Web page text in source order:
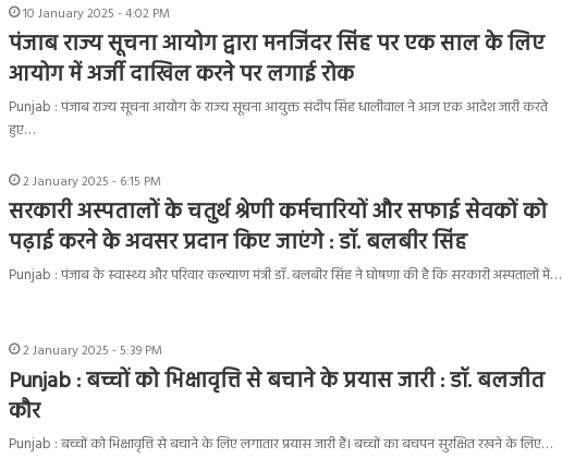
10 January 2025 - 4:02 PM
पंजाब राज्य सूचना आयोग द्वारा मनजिंदर सिंह पर एक साल के लिए
आयोग में अर्जी दाखिल करने पर लगाई रोक
Punjab : पंजाब राज्य सूचना आयोग के राज्य सूचना आयुक्त संदीप सिंह धालीवाल ने आज एक आदेश जारी करते
हुए…
2 January 2025 - 6:15 PM
सरकारी अस्पतालों के चतुर्थ श्रेणी कर्मचारियों और सफाई सेवकों को
पढ़ाई करने के अवसर प्रदान किए जाएंगे : डॉ. बलबीर सिंह
Punjab : पंजाब के स्वास्थ्य और परिवार कल्याण मंत्री डॉ. बलबीर सिंह ने घोषणा की है कि सरकारी अस्पतालों में…
2 January 2025 - 5:39 PM
Punjab : बच्चों को भिक्षावृत्ति से बचाने के प्रयास जारी : डॉ. बलजीत
कौर
Punjab : बच्चों को भिक्षावृत्ति से बचाने के लिए लगातार प्रयास जारी हैं। बच्चों का बचपन सुरक्षित रखने के लिए…